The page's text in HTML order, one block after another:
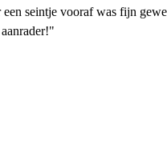
seintje vooraf was fijn